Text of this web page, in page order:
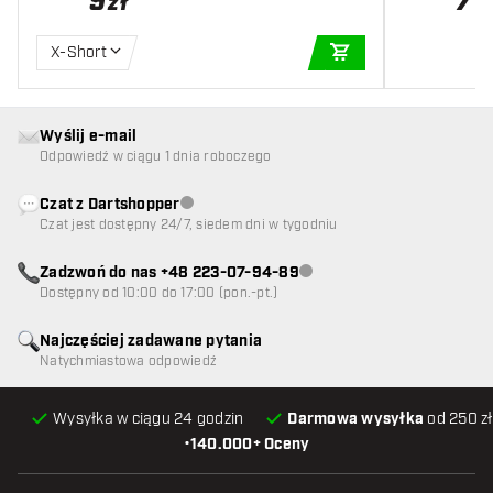
X-Short
•140.000+ Oceny
Wysyłka w ciągu 24 godzin Darmowa wysyłka od 250
Najczęściej zadawane pytania
Natychmiastowa odpowiedź
Wyślij e-mail
Odpowiedź w ciągu 1 dnia roboczego
Czat z DartshopperObsługa klienta niedostępna
Czat jest dostępny 24/7, siedem dni w tygodniu
Zadzwoń do nas +48 223-07-94-89Obsługa klienta niedostępna
Dostępny od 10:00 do 17:00 (pon.-pt.)